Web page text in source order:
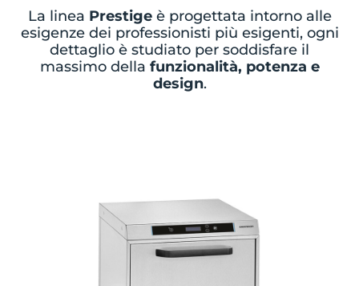
La linea Prestigeè progettata intorno alle
esigenze dei professionisti più esigenti, ogni
dettaglio è studiato per soddisfare il
massimo della funzionalità, potenza e
design.